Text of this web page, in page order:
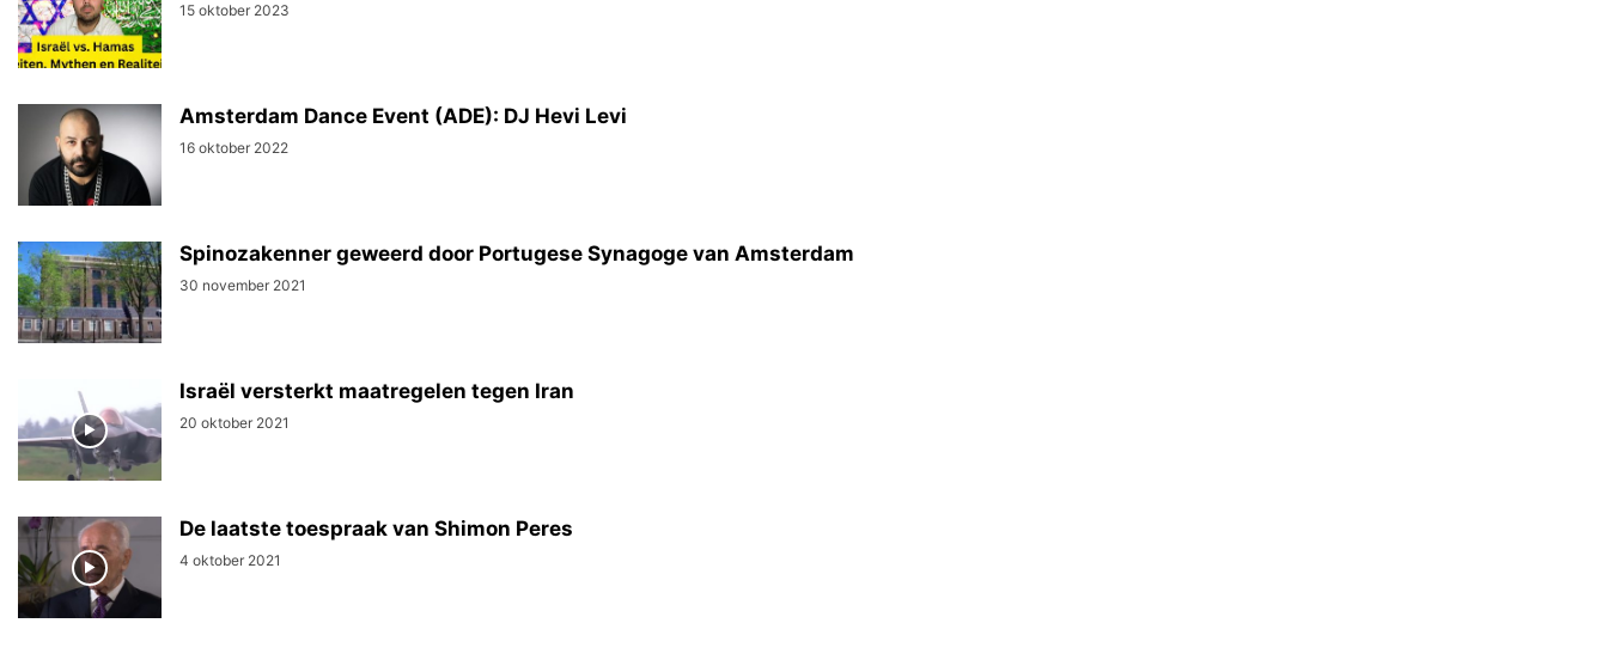
15 oktober 2023
Amsterdam Dance Event (ADE): DJ Hevi Levi
16 oktober 2022
Spinozakenner geweerd door Portugese Synagoge van Amsterdam
30 november 2021
Israël versterkt maatregelen tegen Iran
20 oktober 2021
De laatste toespraak van Shimon Peres
4 oktober 2021